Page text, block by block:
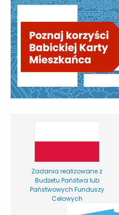
Zadania realizowane z
Budżetu Państwa lub
Państwowych Funduszy
Celowych